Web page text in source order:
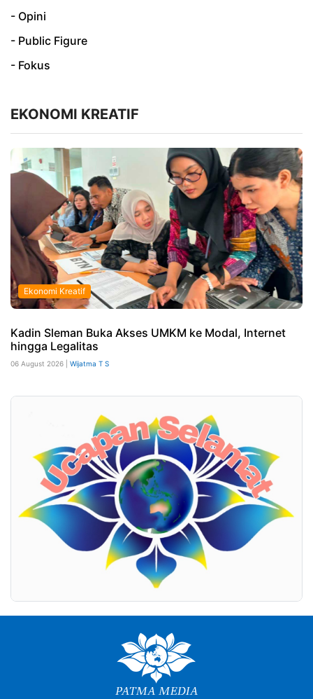
- Opini
- Public Figure
- Fokus
EKONOMI KREATIF
Ekonomi Kreatif
Kadin Sleman Buka Akses UMKM ke Modal, Internet
hingga Legalitas
06 August 2026 | Wijatma T S